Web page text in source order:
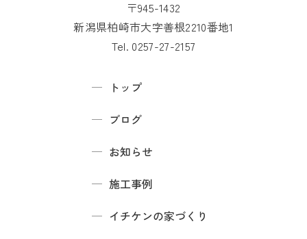
〒945-1432
新潟県柏崎市大字善根2210番地1
Tel. 0257-27-2157
トップ
ブログ
お知らせ
施工事例
イチケンの家づくり